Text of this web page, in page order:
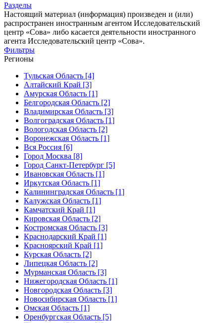
Разделы
Настоящий материал (информация) произведен и (или)
распространен иностранным агентом Исследовательский
центр «Сова» либо касается деятельности иностранного
агента Исследовательский центр «Сова».
Фильтры
Регионы
Тульская Область [4]
Алтайский Край [3]
Амурская Область [1]
Белгородская Область [2]
Владимирская Область [3]
Волгоградская Область [1]
Вологодская Область [2]
Воронежская Область [1]
Вся Россия [6]
Город Москва [8]
Город Санкт-Петербург [5]
Ивановская Область [1]
Иркутская Область [1]
Калининградская Область [1]
Калужская Область [1]
Камчатский Край [1]
Кировская Область [2]
Костромская Область [3]
Краснодарский Край [1]
Красноярский Край [1]
Курская Область [2]
Липецкая Область [2]
Мурманская Область [3]
Нижегородская Область [1]
Новгородская Область [3]
Новосибирская Область [1]
Омская Область [1]
Оренбургская Область [5]